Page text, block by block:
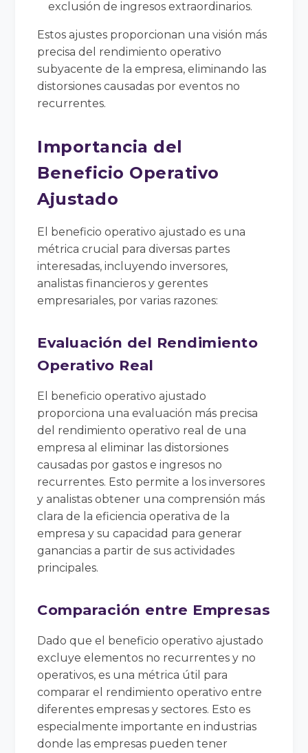
exclusión de ingresos extraordinarios.
Estos ajustes proporcionan una visión más
precisa del rendimiento operativo
subyacente de la empresa, eliminando las
distorsiones causadas por eventos no
recurrentes.
Importancia del
Beneficio Operativo
Ajustado
El beneficio operativo ajustado es una
métrica crucial para diversas partes
interesadas, incluyendo inversores,
analistas financieros y gerentes
empresariales, por varias razones:
Evaluación del Rendimiento
Operativo Real
El beneficio operativo ajustado
proporciona una evaluación más precisa
del rendimiento operativo real de una
empresa al eliminar las distorsiones
causadas por gastos e ingresos no
recurrentes. Esto permite a los inversores
y analistas obtener una comprensión más
clara de la eficiencia operativa de la
empresa y su capacidad para generar
ganancias a partir de sus actividades
principales.
Comparación entre Empresas
Dado que el beneficio operativo ajustado
excluye elementos no recurrentes y no
operativos, es una métrica útil para
comparar el rendimiento operativo entre
diferentes empresas y sectores. Esto es
especialmente importante en industrias
donde las empresas pueden tener